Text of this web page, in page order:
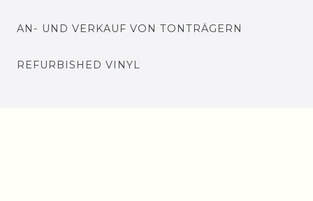
AN- UND VERKAUF VON TONTRÄGERN
REFURBISHED VINYL